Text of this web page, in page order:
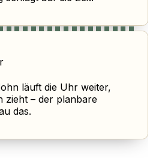
läuft die Uhr weiter,
zieht – der planbare
das.